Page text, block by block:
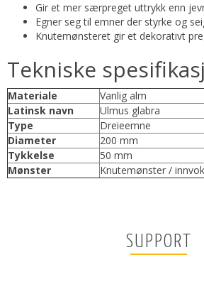
Gir et mer særpreget uttrykk enn
Egner seg til emner der styrke og
Knutemønsteret gir et dekorativt
Tekniske
Materiale
Vanlig alm
Latinsk navn
Ulmus glabra
Type
Dreieemne
Diameter
200 mm
Tykkelse
50 mm
Mønster
Knutemønster /
SUPPORT